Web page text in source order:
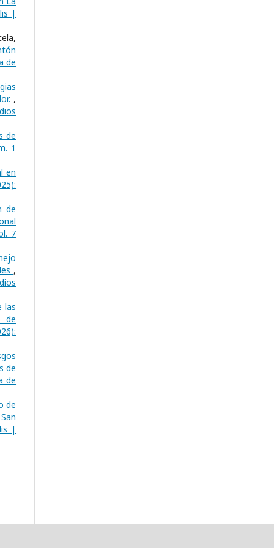
|
de
,
de
1
en
de
7
,
las
de
de
de
de
|